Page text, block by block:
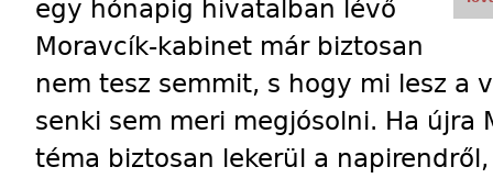
egy hónapig hivatalban lévő
Moravcík-kabinet már biztosan
nem tesz semmit, s hogy mi lesz a
senki sem meri megjósolni. Ha újra
téma biztosan lekerül a